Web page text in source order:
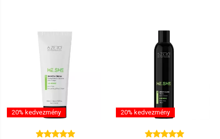
20% kedvezmény 20% kedvezmény